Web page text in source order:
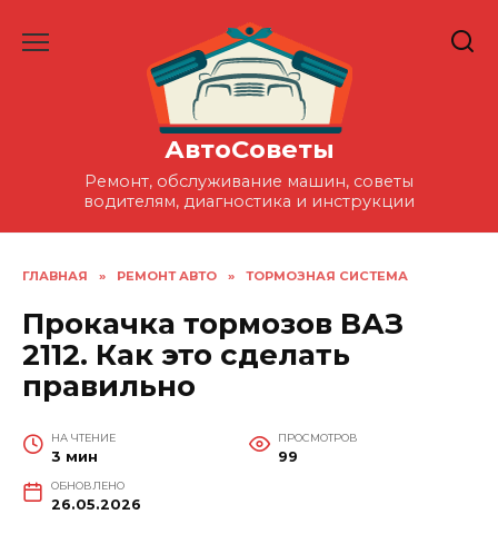
АвтоСоветы
Ремонт, обслуживание машин, советы
водителям, диагностика и инструкции
ГЛАВНАЯ » РЕМОНТ АВТО » ТОРМОЗНАЯ СИСТЕМА
Прокачка тормозов ВАЗ
2112. Как это сделать
правильно
НА ЧТЕНИЕ
3 мин
ПРОСМОТРОВ
99
ОБНОВЛЕНО
26.05.2026